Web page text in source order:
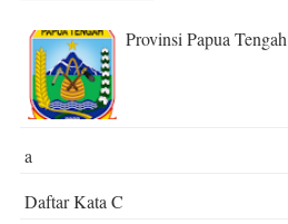
Provinsi Papua Tengah
a
Daftar Kata C